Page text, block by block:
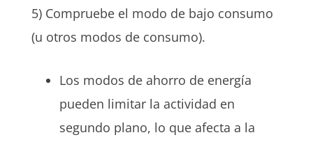
5) Compruebe el modo de bajo consumo
(u otros modos de consumo).
Los modos de ahorro de energía
pueden limitar la actividad en
segundo plano, lo que afecta a la